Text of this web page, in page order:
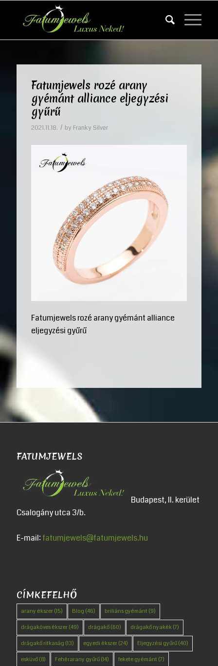
Fatumjewels rozé arany
gyémánt alliance eljegyzési
gyűrű
2021.11.18. / by Franky Silver
Fatumjewels rozé arany gyémánt alliance
eljegyzési gyűrű
FATUMJEWELS
Budapest, II. kerület
Csalogány utca 3/b.
E-mail: fatumjewels@fatumjewels.hu
CÍMKEFELHŐ
arany ékszer(15) Blog (46) briliáns gyémánt (9)
drágaköves ékszer(49) drágakő(60) drágakő nyakék(7)
drágakő ritkaság (13) egyedi ékszer(24) Eljegyzési gyűrű(40)
esküvő(8) Fehérarany gyűrű(14) fekete gyémánt (7)